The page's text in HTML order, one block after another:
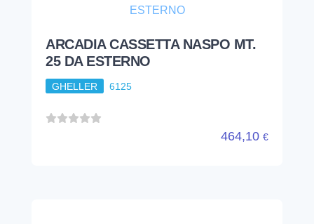
ARCADIA CASSETTA NASPO MT.
25 DA ESTERNO
GHELLER 6125
464,10 €